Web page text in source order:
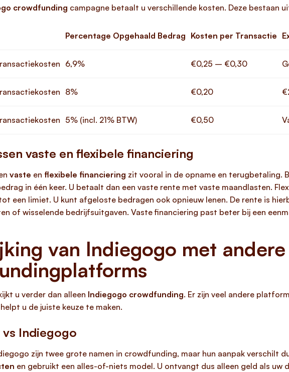
crowdfunding campagne betaalt u verschillende kosten. Deze bestaan
Percentage Opgehaald Bedrag Kosten per Transactie
6,9% €0,25 – €0,30
8% €0,20
5% (incl. 21% BTW) €0,50
vaste en flexibele financiering
vaste en flexibele financiering zit vooral in de opname en terugbetaling.
in één keer. U betaalt dan een vaste rente met vaste maandlasten.
een limiet. U kunt afgeloste bedragen ook opnieuw lenen. De rente is
of wisselende bedrijfsuitgaven. Vaste financiering past beter bij een
van Indiegogo met andere
u verder dan alleen Indiegogo crowdfunding. Er zijn veel andere
u de juiste keuze te maken.
Indiegogo
zijn twee grote namen in crowdfunding, maar hun aanpak verschilt
en gebruikt een alles-of-niets model. U ontvangt dus alleen geld als